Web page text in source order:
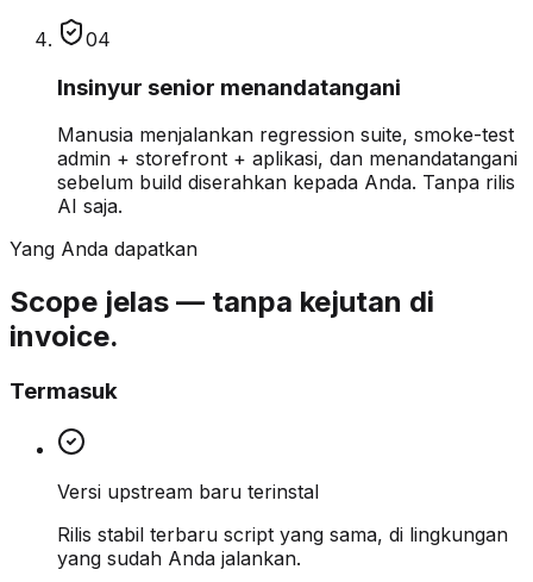
04
Insinyur senior menandatangani
Manusia menjalankan regression suite, smoke-test
admin + storefront + aplikasi, dan menandatangani
sebelum build diserahkan kepada Anda. Tanpa rilis
AI saja.
Yang Anda dapatkan
Scope jelas — tanpa kejutan di
invoice.
Termasuk
Versi upstream baru terinstal
Rilis stabil terbaru script yang sama, di lingkungan
yang sudah Anda jalankan.